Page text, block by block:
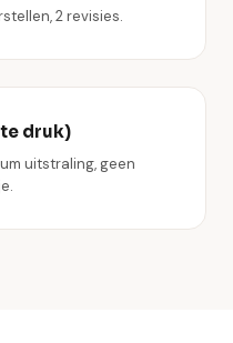
2 revisies.
druk)
uitstraling, geen